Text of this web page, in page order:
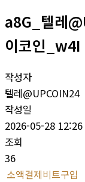
a8G_텔레
이코인_w4I
작성자
텔레@UPCOIN24
작성일
2026-05-28 12:26
조회
36
소액결제비트구입